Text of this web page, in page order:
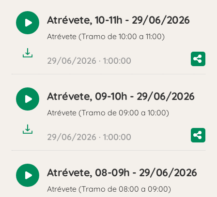
Reproducir
audio
Atrévete, 10-11h - 29/06/2026
Atrévete (Tramo de 10:00 a 11:00)
29/06/2026 · 1:00:00
Reproducir
audio
Atrévete, 09-10h - 29/06/2026
Atrévete (Tramo de 09:00 a 10:00)
29/06/2026 · 1:00:00
Reproducir
audio
Atrévete, 08-09h - 29/06/2026
Atrévete (Tramo de 08:00 a 09:00)